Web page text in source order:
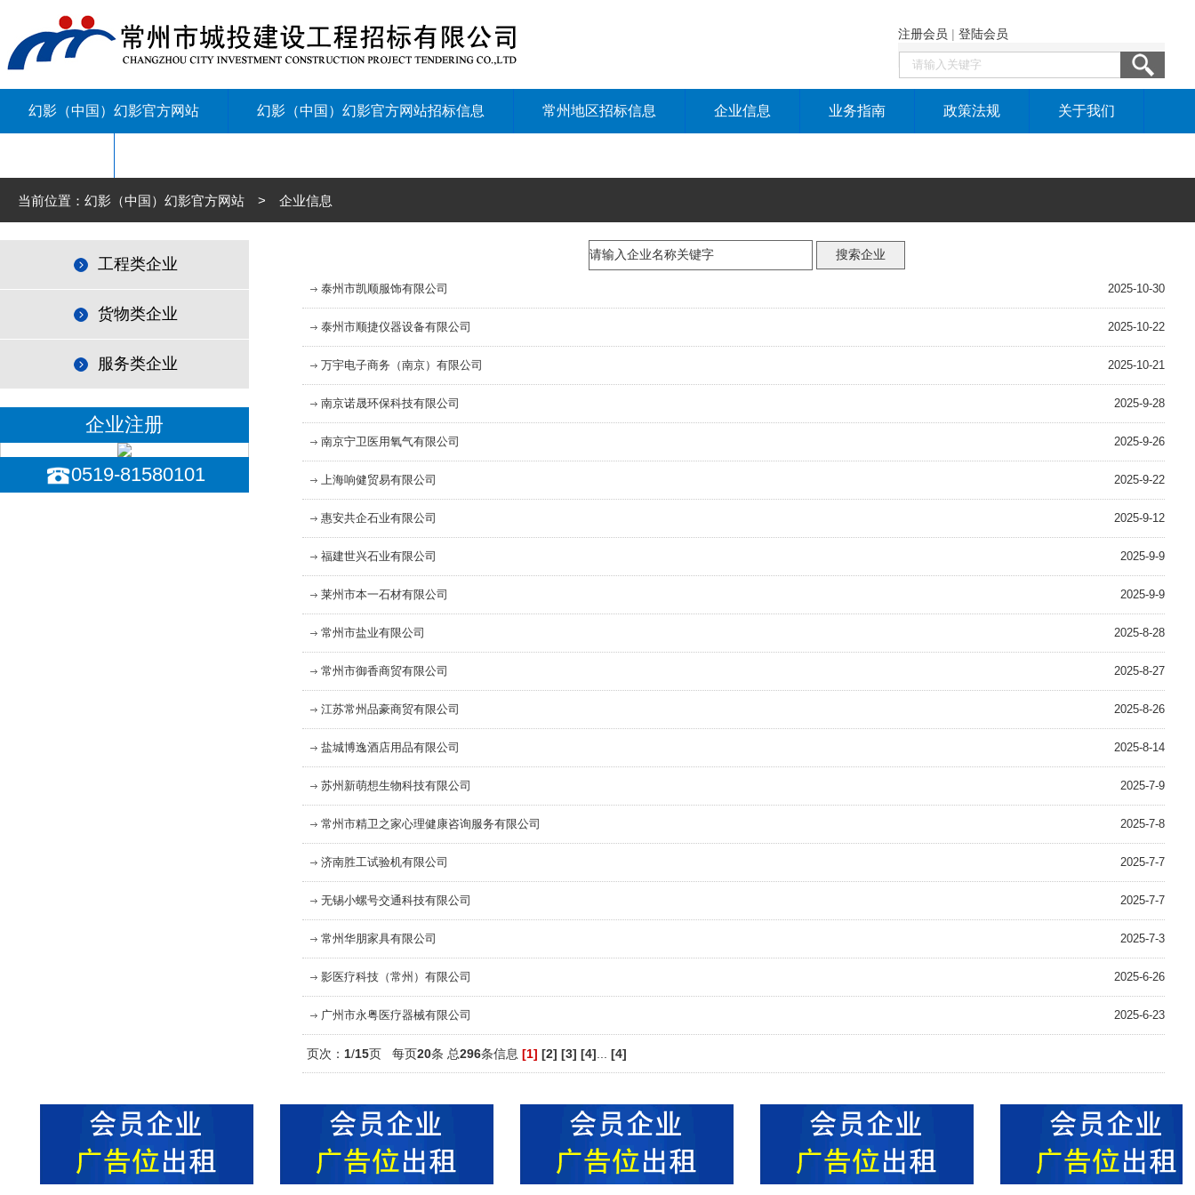
注册会员 | 登陆会员
幻影（中国）幻影官方网站 幻影（中国）幻影官方网站招标信息 常州地区招标信息 企业信息 业务指南 政策法规 关于我们
当前位置：幻影（中国）幻影官方网站 > 企业信息
工程类企业
货物类企业
服务类企业
企业注册
0519-81580101
泰州市凯顺服饰有限公司 2025-10-30
泰州市顺捷仪器设备有限公司 2025-10-22
万宇电子商务（南京）有限公司 2025-10-21
南京诺晟环保科技有限公司 2025-9-28
南京宁卫医用氧气有限公司 2025-9-26
上海响健贸易有限公司 2025-9-22
惠安共企石业有限公司 2025-9-12
福建世兴石业有限公司 2025-9-9
莱州市本一石材有限公司 2025-9-9
常州市盐业有限公司 2025-8-28
常州市御香商贸有限公司 2025-8-27
江苏常州品豪商贸有限公司 2025-8-26
盐城博逸酒店用品有限公司 2025-8-14
苏州新萌想生物科技有限公司 2025-7-9
常州市精卫之家心理健康咨询服务有限公司 2025-7-8
济南胜工试验机有限公司 2025-7-7
无锡小螺号交通科技有限公司 2025-7-7
常州华朋家具有限公司 2025-7-3
影医疗科技（常州）有限公司 2025-6-26
广州市永粤医疗器械有限公司 2025-6-23
页次： 1/15页 每页20条 总296条信息 [1] [2] [3] [4] [4]